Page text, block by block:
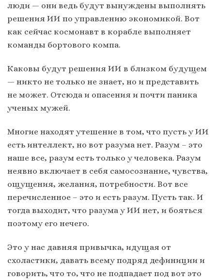
люди — они ведь будут вынуждены выполнять
решения ИИ по управлению экономикой. Вот
как сейчас космонавт в корабле выполняет
команды бортового компа.
Каковы будут решения ИИ в близком будущем
— никто не только не знает, но и представить
не может. Отсюда и опасения и почти паника
ученых мужей.
Многие находят утешение в том, что пусть у ИИ
есть интеллект, но вот разума нет. Разум – это
наше все, разум есть только у человека. Разум
неявно включает в себя самосознание, чувства,
ощущения, желания, потребности. Вот все
перечисленное – это и есть разум. Пусть так. И
тогда выходит, что разума у ИИ нет, и бояться
поэтому его нечего.
Это у нас давняя привычка, идущая от
схоластики, давать всему подряд дефиниции и
говорить, что то, что не подпадает под вот это